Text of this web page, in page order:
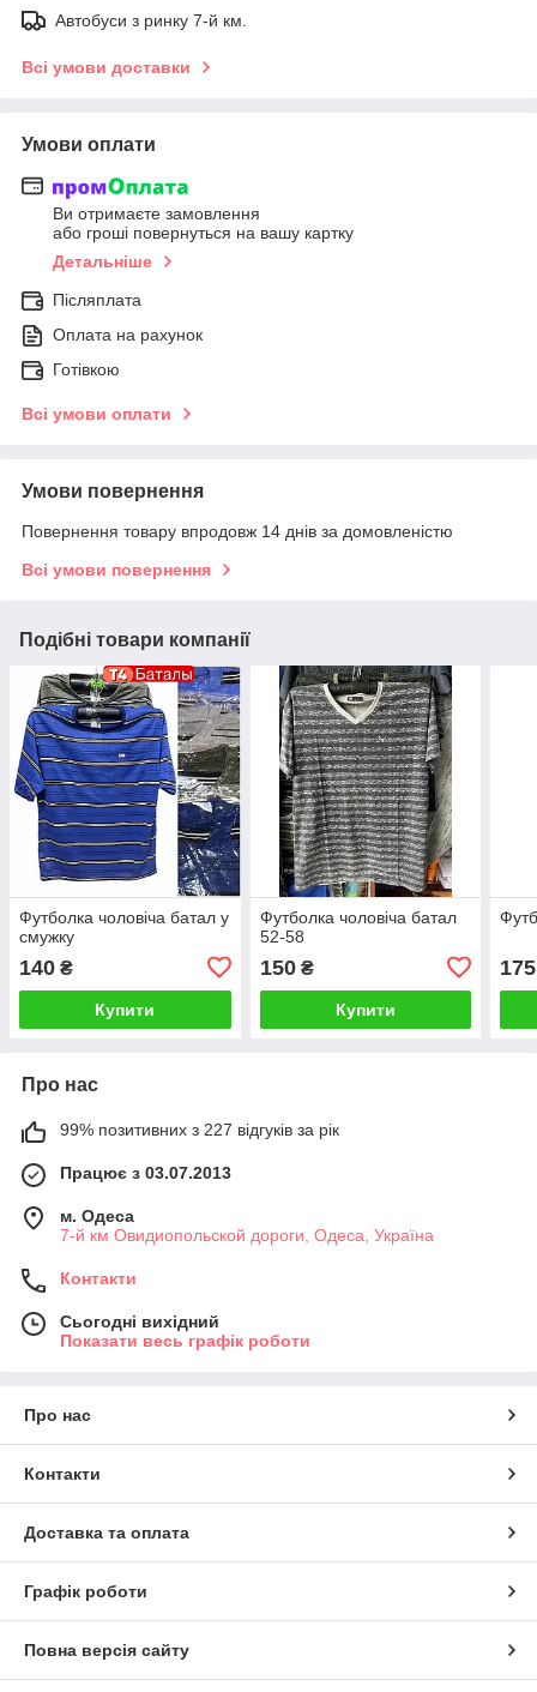
Автобуси з ринку 7-й км.
Всі умови доставки
Умови оплати
Ви отримаєте замовлення
або гроші повернуться на вашу картку
Детальніше
Післяплата
Оплата на рахунок
Готівкою
Всі умови оплати
Умови повернення
Повернення товару впродовж 14 днів за домовленістю
Всі умови повернення
Подібні товари компанії
Футболка чоловіча батал у
смужку
140 ₴
Купити
Футболка чоловіча батал
52-58
150₴
Купити
175
Про нас
99% позитивних з 227 відгуків за рік
Працює з 03.07.2013
м. Одеса
7-й км Овидиопольской дороги, Одеса, Україна
Контакти
Сьогодні вихідний
Показати весь графік роботи
Про нас
Контакти
Доставка та оплата
Графік роботи
Повна версія сайту